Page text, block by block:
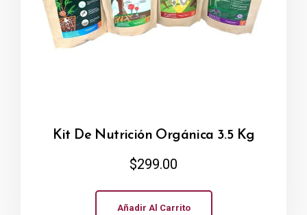
Kit De Nutrición Orgánica 3.5 Kg
$299.00
Añadir Al Carrito